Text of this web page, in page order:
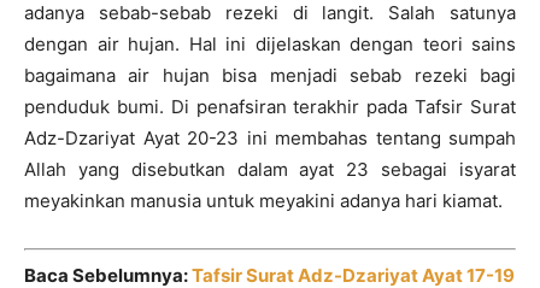
adanya sebab-sebab rezeki di langit. Salah satunya
dengan air hujan. Hal ini dijelaskan dengan teori sains
bagaimana air hujan bisa menjadi sebab rezeki bagi
penduduk bumi. Di penafsiran terakhir pada Tafsir Surat
Adz-Dzariyat Ayat 20-23 ini membahas tentang sumpah
Allah yang disebutkan dalam ayat 23 sebagai isyarat
meyakinkan manusia untuk meyakini adanya hari kiamat.
Baca Sebelumnya:Tafsir Surat Adz-Dzariyat Ayat 17-19